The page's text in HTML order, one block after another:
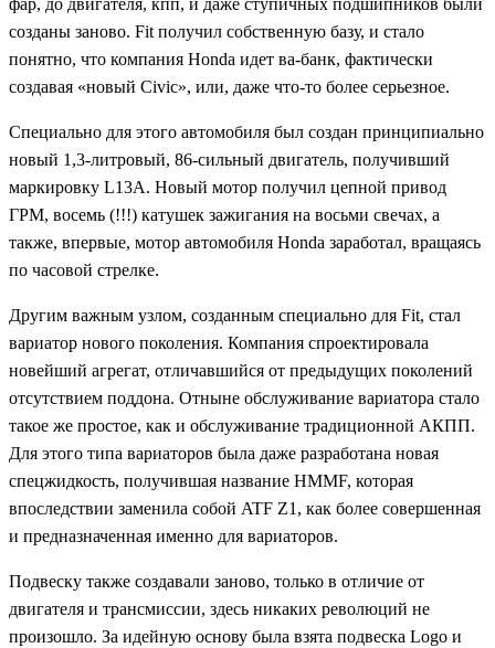
фар, до двигателя, кпп, и даже ступичных подшипников были
созданы заново. Fit получил собственную базу, и стало
понятно, что компания Honda идет ва-банк, фактически
создавая «новый Civic», или, даже что-то более серьезное.
Специально для этого автомобиля был создан принципиально
новый 1,3-литровый, 86-сильный двигатель, получивший
маркировку L13A. Новый мотор получил цепной привод
ГРМ, восемь (!!!) катушек зажигания на восьми свечах, а
также, впервые, мотор автомобиля Honda заработал, вращаясь
по часовой стрелке.
Другим важным узлом, созданным специально для Fit, стал
вариатор нового поколения. Компания спроектировала
новейший агрегат, отличавшийся от предыдущих поколений
отсутствием поддона. Отныне обслуживание вариатора стало
такое же простое, как и обслуживание традиционной АКПП.
Для этого типа вариаторов была даже разработана новая
спецжидкость, получившая название HMMF, которая
впоследствии заменила собой ATF Z1, как более совершенная
и предназначенная именно для вариаторов.
Подвеску также создавали заново, только в отличие от
двигателя и трансмиссии, здесь никаких революций не
произошло. За идейную основу была взята подвеска Logo и